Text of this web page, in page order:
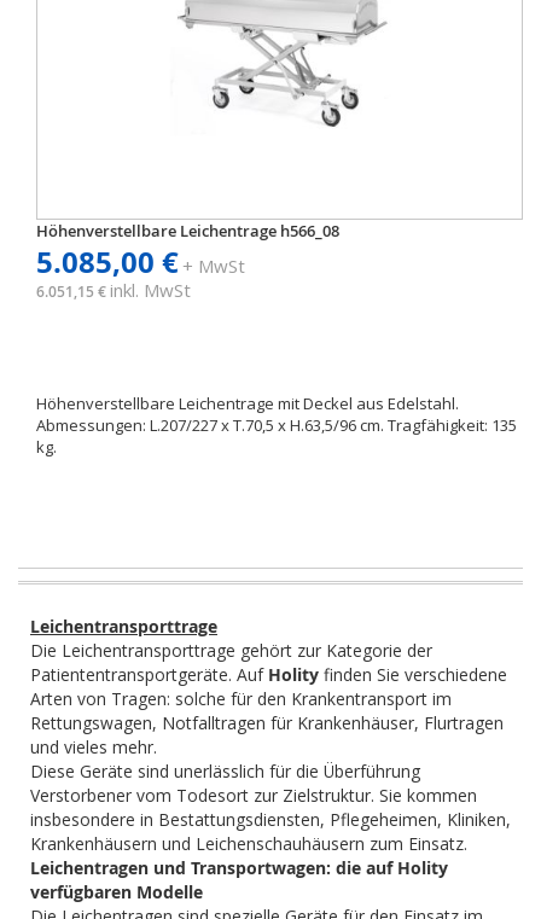
Höhenverstellbare Leichentrage h566_08
5.085,00 €+ MwSt
6.051,15 € inkl. MwSt
Höhenverstellbare Leichentrage mit Deckel aus Edelstahl.
Abmessungen: L.207/227 x T.70,5 x H.63,5/96 cm. Tragfähigkeit: 135
kg.
Leichentransporttrage
Die Leichentransporttrage gehört zur Kategorie der
Patiententransportgeräte. Auf Holity finden Sie verschiedene
Arten von Tragen: solche für den Krankentransport im
Rettungswagen, Notfalltragen für Krankenhäuser, Flurtragen
und vieles mehr.
Diese Geräte sind unerlässlich für die Überführung
Verstorbener vom Todesort zur Zielstruktur. Sie kommen
insbesondere in Bestattungsdiensten, Pflegeheimen, Kliniken,
Krankenhäusern und Leichenschauhäusern zum Einsatz.
Leichentragen und Transportwagen: die auf Holity
verfügbaren Modelle